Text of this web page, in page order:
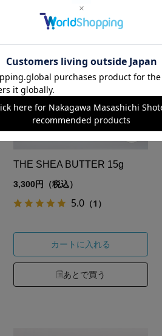
THE SHEA BUTTER 15g
3,300円（税込）
5.0 （1）
カートに入れる
あとで買う